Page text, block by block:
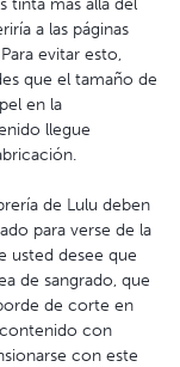
a las páginas
evitar esto,
que el tamaño de
en la
llegue
de Lulu deben
para verse de la
usted desee que
de sangrado, que
de corte en
con
con este